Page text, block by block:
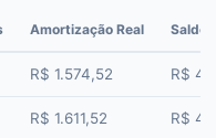
Amortização Real Saldo
R$ 1.574,52 R$
R$ 1.611,52 R$